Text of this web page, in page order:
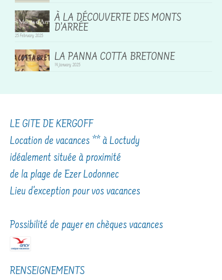
À LA DÉCOUVERTE DES MONTS
D’ARRÉE
25 February 2025
LA PANNA COTTA BRETONNE
14 January 2025
LE GITE DE KERGOFF
Location de vacances ** à Loctudy
idéalement située à proximité
de la plage de Ezer Lodonnec
Lieu d'exception pour vos vacances
Possibilité de payer en chèques vacances
RENSEIGNEMENTS